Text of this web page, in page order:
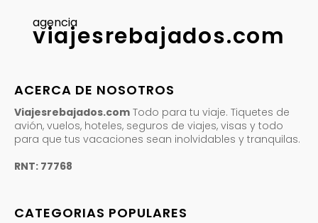
agencia
viajesrebajados.com
ACERCA DE NOSOTROS
Viajesrebajados.com Todo para tu viaje. Tiquetes de
avión, vuelos, hoteles, seguros de viajes, visas y todo
para que tus vacaciones sean inolvidables y tranquilas.
RNT: 77768
CATEGORIAS POPULARES